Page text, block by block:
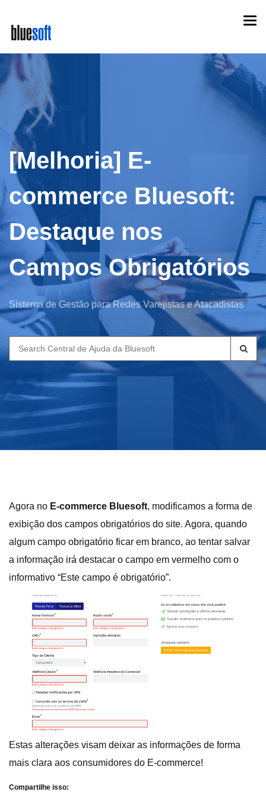
main
content
[Melhoria] E-
commerce Bluesoft:
Destaque nos
Campos Obrigatórios
Sistema de Gestão para Redes Varejistas e Atacadistas
Search
for:
Agora no E-commerce Bluesoft, modificamos a forma de
exibição dos campos obrigatórios do site. Agora, quando
algum campo obrigatório ficar em branco, ao tentar salvar
a informação irá destacar o campo em vermelho com o
informativo “Este campo é obrigatório”.
Estas alterações visam deixar as informações de forma
mais clara aos consumidores do E-commerce!
Compartilhe isso: